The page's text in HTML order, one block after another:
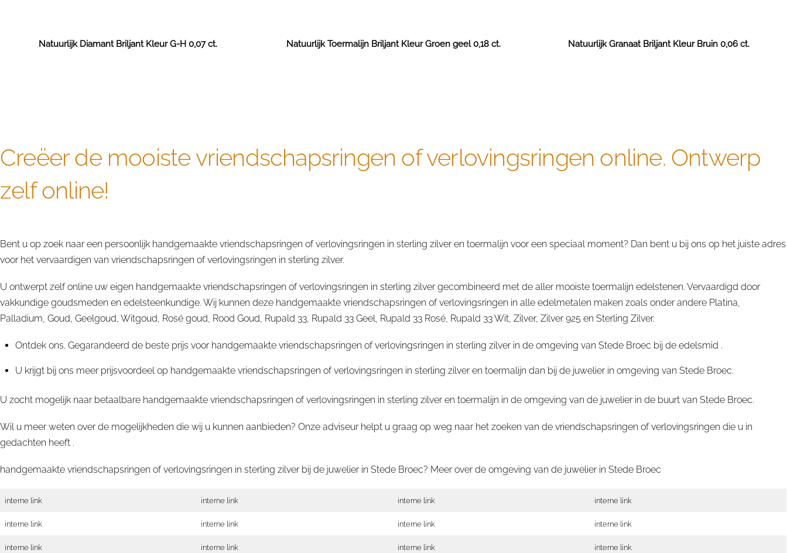
Natuurlijk Diamant Briljant Kleur G-H 0,07 ct. Natuurlijk Toermalijn Briljant Kleur Groen geel 0,18 ct. Natuurlijk Granaat Briljant Kleur Bruin 0,06 ct.
Creëer de mooiste vriendschapsringen of verlovingsringen online. Ontwerp
zelf online!
Bent u op zoek naar een persoonlijk handgemaakte vriendschapsringen of verlovingsringen in sterling zilver en toermalijn voor een speciaal moment? Dan bent u bij ons op het juiste adres
voor het vervaardigen van vriendschapsringen of verlovingsringen in sterling zilver.
U ontwerpt zelf online uw eigen handgemaakte vriendschapsringen of verlovingsringen in sterling zilver gecombineerd met de aller mooiste toermalijn edelstenen. Vervaardigd door
vakkundige goudsmeden en edelsteenkundige. Wij kunnen deze handgemaakte vriendschapsringen of verlovingsringen in alle edelmetalen maken zoals onder andere Platina,
Palladium, Goud, Geelgoud, Witgoud, Rosé goud, Rood Goud, Rupald 33, Rupald 33 Geel, Rupald 33 Rosé, Rupald 33 Wit, Zilver, Zilver 925 en Sterling Zilver.
Ontdek ons. Gegarandeerd de beste prijs voor handgemaakte vriendschapsringen of verlovingsringen in sterling zilver in de omgeving van Stede Broec bij de edelsmid .
U krijgt bij ons meer prijsvoordeel op handgemaakte vriendschapsringen of verlovingsringen in sterling zilver en toermalijn dan bij de juwelier in omgeving van Stede Broec.
U zocht mogelijk naar betaalbare handgemaakte vriendschapsringen of verlovingsringen in sterling zilver en toermalijn in de omgeving van de juwelier in de buurt van Stede Broec.
Wil u meer weten over de mogelijkheden die wij u kunnen aanbieden? Onze adviseur helpt u graag op weg naar het zoeken van de vriendschapsringen of verlovingsringen die u in
gedachten heeft .
handgemaakte vriendschapsringen of verlovingsringen in sterling zilver bij de juwelier in Stede Broec? Meer over de omgeving van de juwelier in Stede Broec
interne link interne link interne link interne link
interne link interne link interne link interne link
interne link interne link interne link interne link